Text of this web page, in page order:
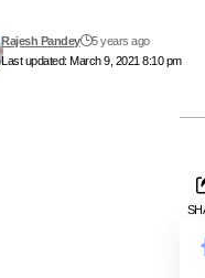
Last updated: March 9, 2021 8:10 pm
Rajesh Pandey 5 years ago